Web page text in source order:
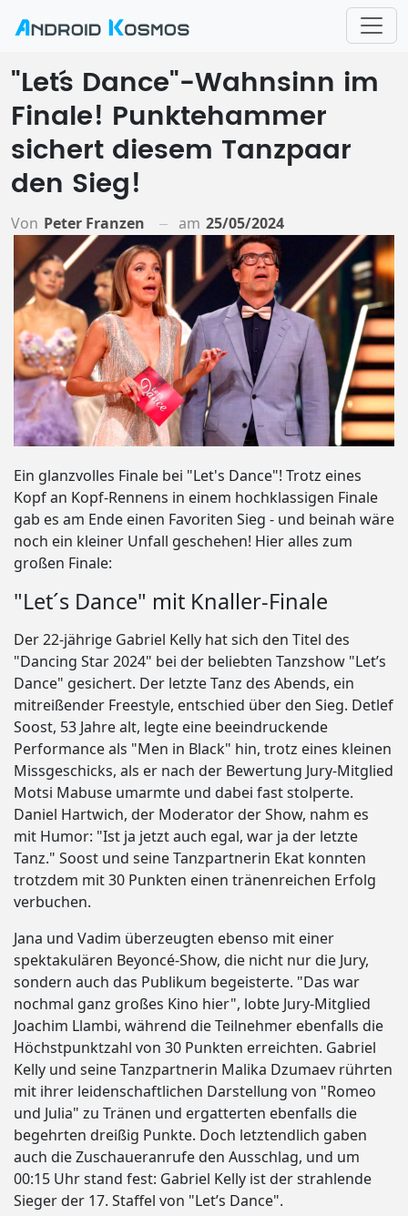
"Let´s Dance"-Wahnsinn im
Finale! Punktehammer
sichert diesem Tanzpaar
den Sieg!
Von Peter Franzen am 25/05/2024
Ein glanzvolles Finale bei "Let's Dance"! Trotz eines
Kopf an Kopf-Rennens in einem hochklassigen Finale
gab es am Ende einen Favoriten Sieg - und beinah wäre
noch ein kleiner Unfall geschehen! Hier alles zum
großen Finale:
"Let´s Dance" mit Knaller-Finale
Der 22-jährige Gabriel Kelly hat sich den Titel des
"Dancing Star 2024" bei der beliebten Tanzshow "Let’s
Dance" gesichert. Der letzte Tanz des Abends, ein
mitreißender Freestyle, entschied über den Sieg. Detlef
Soost, 53 Jahre alt, legte eine beeindruckende
Performance als "Men in Black" hin, trotz eines kleinen
Missgeschicks, als er nach der Bewertung Jury-Mitglied
Motsi Mabuse umarmte und dabei fast stolperte.
Daniel Hartwich, der Moderator der Show, nahm es
mit Humor: "Ist ja jetzt auch egal, war ja der letzte
Tanz." Soost und seine Tanzpartnerin Ekat konnten
trotzdem mit 30 Punkten einen tränenreichen Erfolg
verbuchen.
Jana und Vadim überzeugten ebenso mit einer
spektakulären Beyoncé-Show, die nicht nur die Jury,
sondern auch das Publikum begeisterte. "Das war
nochmal ganz großes Kino hier", lobte Jury-Mitglied
Joachim Llambi, während die Teilnehmer ebenfalls die
Höchstpunktzahl von 30 Punkten erreichten. Gabriel
Kelly und seine Tanzpartnerin Malika Dzumaev rührten
mit ihrer leidenschaftlichen Darstellung von "Romeo
und Julia" zu Tränen und ergatterten ebenfalls die
begehrten dreißig Punkte. Doch letztendlich gaben
auch die Zuschaueranrufe den Ausschlag, und um
00:15 Uhr stand fest: Gabriel Kelly ist der strahlende
Sieger der 17. Staffel von "Let’s Dance".